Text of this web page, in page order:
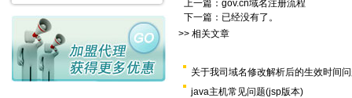
上一篇： gov.cn域名注册流程
下一篇：已经没有了。
>> 相关文章
关于我司域名修改解析后的生效时间
java主机常见问题(jsp版本)